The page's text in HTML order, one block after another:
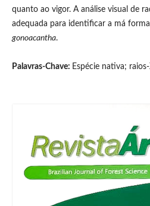
quanto ao vigor. A análise visual de
adequada para identificar a má
gonoacantha.
Palavras-Chave: Espécie nativa;